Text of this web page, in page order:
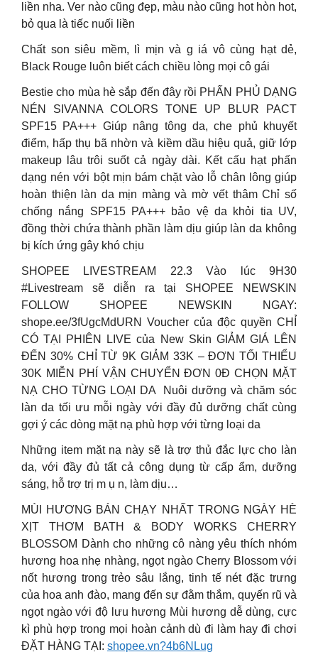
liền nha. Ver nào cũng đẹp, màu nào cũng hot hòn hot,
bỏ qua là tiếc nuối liền
Chất son siêu mềm, lì mịn và g iá vô cùng hạt dẻ,
Black Rouge luôn biết cách chiều lòng mọi cô gái
Bestie cho mùa hè sắp đến đây rồi PHẤN PHỦ DẠNG
NÉN SIVANNA COLORS TONE UP BLUR PACT
SPF15 PA+++ Giúp nâng tông da, che phủ khuyết
điểm, hấp thụ bã nhờn và kiềm dầu hiệu quả, giữ lớp
makeup lâu trôi suốt cả ngày dài. Kết cấu hạt phấn
dạng nén với bột mịn bám chặt vào lỗ chân lông giúp
hoàn thiện làn da mịn màng và mờ vết thâm Chỉ số
chống nắng SPF15 PA+++ bảo vệ da khỏi tia UV,
đồng thời chứa thành phần làm dịu giúp làn da không
bị kích ứng gây khó chịu
SHOPEE LIVESTREAM 22.3 Vào lúc 9H30
#Livestream sẽ diễn ra tại SHOPEE NEWSKIN
FOLLOW SHOPEE NEWSKIN NGAY:
shope.ee/3fUgcMdURN Voucher của độc quyền CHỈ
CÓ TẠI PHIÊN LIVE của New Skin GIẢM GIÁ LÊN
ĐẾN 30% CHỈ TỪ 9K GIẢM 33K – ĐƠN TỐI THIỂU
30K MIỄN PHÍ VẬN CHUYỂN ĐƠN 0Đ CHỌN MẶT
NẠ CHO TỪNG LOẠI DA ️ Nuôi dưỡng và chăm sóc
làn da tối ưu mỗi ngày với đầy đủ dưỡng chất cùng
gợi ý các dòng mặt nạ phù hợp với từng loại da
Những item mặt nạ này sẽ là trợ thủ đắc lực cho làn
da, với đầy đủ tất cả công dụng từ cấp ẩm, dưỡng
sáng, hỗ trợ trị m ụ n, làm dịu…
MÙI HƯƠNG BÁN CHẠY NHẤT TRONG NGÀY HÈ
XỊT THƠM BATH & BODY WORKS CHERRY
BLOSSOM Dành cho những cô nàng yêu thích nhóm
hương hoa nhẹ nhàng, ngọt ngào Cherry Blossom với
nốt hương trong trẻo sâu lắng, tinh tế nét đặc trưng
của hoa anh đào, mang đến sự đằm thắm, quyến rũ và
ngọt ngào với độ lưu hương Mùi hương dễ dùng, cực
kì phù hợp trong mọi hoàn cảnh dù đi làm hay đi chơi
ĐẶT HÀNG TẠI: shopee.vn?4b6NLug